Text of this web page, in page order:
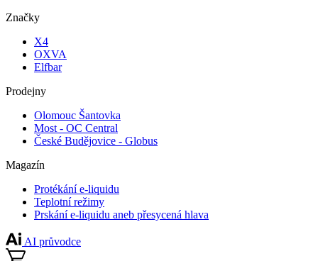
Značky
X4
OXVA
Elfbar
Prodejny
Olomouc Šantovka
Most - OC Central
České Budějovice - Globus
Magazín
Protékání e-liquidu
Teplotní režimy
Prskání e-liquidu aneb přesycená hlava
AI průvodce